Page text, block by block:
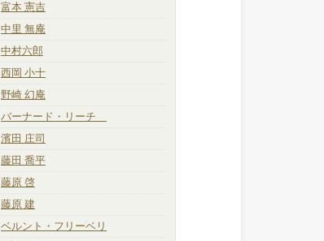
富本 憲吉
中里 無庵
中村六郎
西岡 小十
野崎 幻庵
バーナード・リーチ
濱田 庄司
藤田 喬平
藤原 啓
藤原 建
ベルント・フリーベリ